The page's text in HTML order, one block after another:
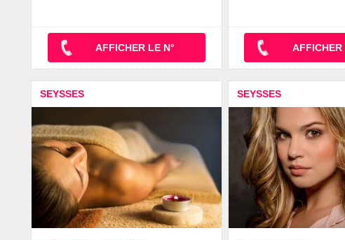
AFFICHER LE N° AFFICHER
SEYSSES SEYSSES